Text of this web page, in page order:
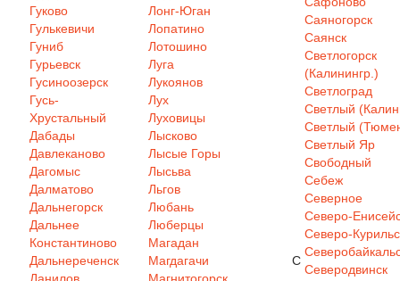
Гуково
Гулькевичи
Гуниб
Гурьевск
Гусиноозерск
Гусь-
Хрустальный
Дабады
Давлеканово
Дагомыс
Далматово
Дальнегорск
Дальнее
Константиново
Дальнереченск
Лонг-Юган
Лопатино
Лотошино
Луга
Лукоянов
Лух
Луховицы
Лысково
Лысые Горы
Лысьва
Льгов
Любань
Люберцы
Магадан
Магдагачи
С
Саяногорск
Саянск
Светлогорск
(Калинингр.)
Светлоград
Светлый
Светлый
Светлый Яр
Свободный
Себеж
Северное
Северо-
Северо-
Северодвинск